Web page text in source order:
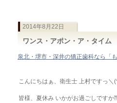
2014年8月22日
ワンス・アポン・ア・タイム
泉北・堺市・深井の矯正歯科なら「
こんにちはぁ、衛生士 上村ですっ＼
皆様、夏休み いかがお過ごしですか⁇